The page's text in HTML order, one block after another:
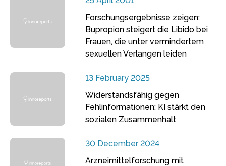
Forschungsergebnisse zeigen:
Bupropion steigert die Libido bei
Frauen, die unter vermindertem
sexuellen Verlangen leiden
13 February 2025
Widerstandsfähig gegen
Fehlinformationen: KI stärkt den
sozialen Zusammenhalt
30 December 2024
Arzneimittelforschung mit